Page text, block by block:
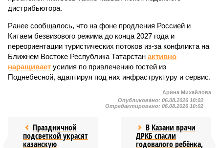
дистрибьютора.
Ранее сообщалось, что на фоне продления Россией и
Китаем безвизового режима до конца 2027 года и
переориентации туристических потоков из-за конфликта на
Ближнем Востоке Республика Татарстан активно
наращивает усилия по привлечению гостей из
Поднебесной, адаптируя под них инфраструктуру и сервис.
Арина Михайлова
Опубликовано: 06.08.2026 10:02
Отредактировано: 06.08.2026 10:02
Праздничной
подсветкой украсят
казанскую
В Казани врачи
ДРКБ спасли
годовалого ребёнка,